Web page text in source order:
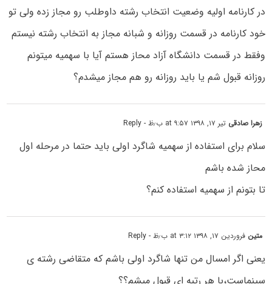
در کارنامه اولیه وضعیت انتخاب رشته داوطلب رو مجاز زده ولی تو
خود کارنامه در قسمت روزانه و شبانه مجاز به انتخاب رشته نیستم
وفقط در قسمت دانشگاه آزاد محاز هستم آیا با سهمیه میتونم
روزانه قبول شم یا باید روزانه رو هم مجاز میشدم؟
زهرا صادقی تیر ۱۷, ۱۳۹۸ at ۹:۵۷ ب٫ظ - Reply
سلام برای استفاده از سهمیه شاگرد اولی باید حتما در مرحله اول
محاز شده باشم
تا بتونم از سهمیه استفاده کنم؟
متین فروردین ۱۷, ۱۳۹۸ at ۳:۱۲ ب٫ظ - Reply
یعنی اگر امسال من تنها شاگرد اولی باشم که متقاضی رشته ی
سینماست،با هر رتبه ای قبول میشم؟؟